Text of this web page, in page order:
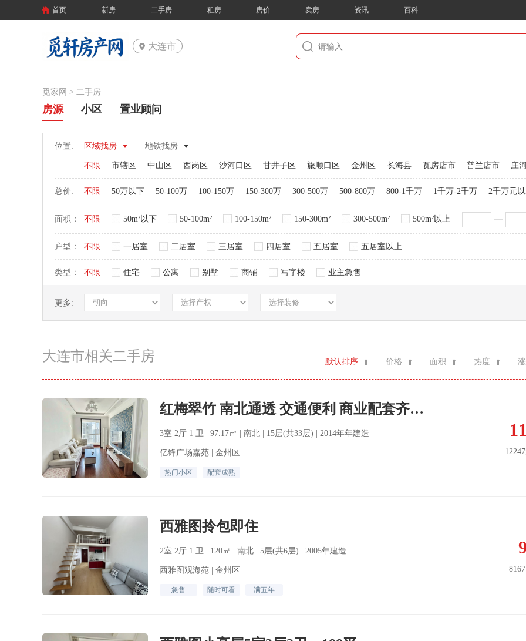
首页 新房 二手房 租房 房价 卖房 资讯 百科
大连市
觅家网 > 二手房
房源 小区 置业顾问
位置: 区域找房 地铁找房
不限 市辖区 中山区 西岗区 沙河口区 甘井子区 旅顺口区 金州区 长海县 瓦房店市 普兰店市 庄
总价: 不限 50万以下 50-100万 100-150万 150-300万 300-500万 500-800万 800-1千万 1千万-2千万 2千万元
面积： 不限 50m²以下 50-100m² 100-150m² 150-300m² 300-500m² 500m²以上 —
户型： 不限 一居室 二居室 三居室 四居室 五居室 五居室以上
类型： 不限 住宅 公寓 别墅 商铺 写字楼 业主急售
更多:
大连市相关二手房 默认排序 价格 面积 热度
红梅翠竹 南北通透 交通便利 商业配套齐全 高楼层采光充足
3室 2厅 1 卫 | 97.17㎡ | 南北 | 15层(共33层) | 2014年年建造
亿锋广场嘉苑 | 金州区
热门小区 配套成熟
西雅图拎包即住
2室 2厅 1 卫 | 120㎡ | 南北 | 5层(共6层) | 2005年建造
西雅图观海苑 | 金州区
急售 随时可看 满五年